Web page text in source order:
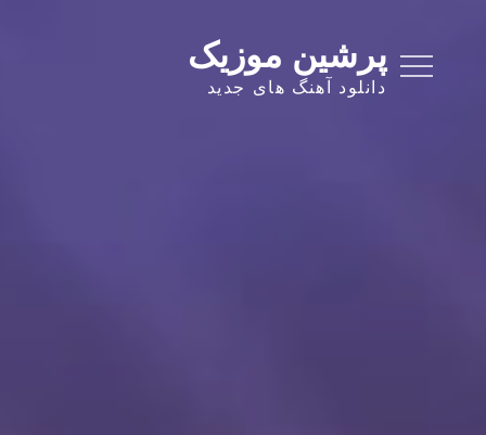
content
پرشین موزیک
دانلود آهنگ های جدید